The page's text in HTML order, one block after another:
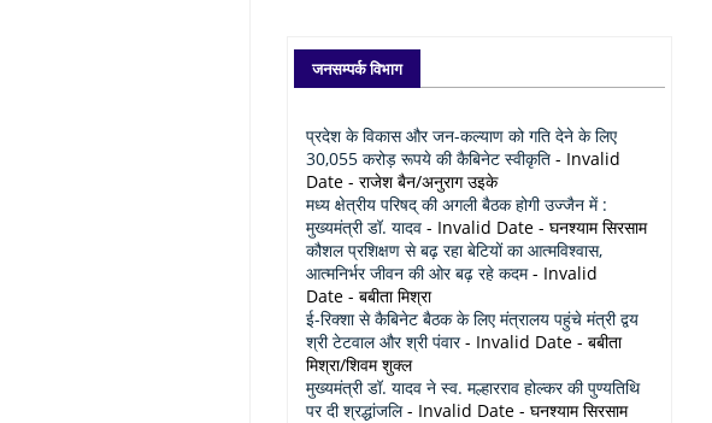
जनसम्पर्क विभाग
प्रदेश के विकास और जन-कल्याण को गति देने के लिए
30,055 करोड़ रूपये की कैबिनेट स्वीकृति - Invalid
Date - राजेश बैन/अनुराग उइके
मध्य क्षेत्रीय परिषद् की अगली बैठक होगी उज्जैन में :
मुख्यमंत्री डॉ. यादव - Invalid Date - घनश्याम सिरसाम
कौशल प्रशिक्षण से बढ़ रहा बेटियों का आत्मविश्वास,
आत्मनिर्भर जीवन की ओर बढ़ रहे कदम- Invalid
Date - बबीता मिश्रा
ई-रिक्शा से कैबिनेट बैठक के लिए मंत्रालय पहुंचे मंत्री द्वय
श्री टेटवाल और श्री पंवार- Invalid Date - बबीता
मिश्रा/शिवम शुक्ल
मुख्यमंत्री डॉ. यादव ने स्व. मल्हारराव होल्कर की पुण्यतिथि
पर दी श्रद्धांजलि- Invalid Date - घनश्याम सिरसाम